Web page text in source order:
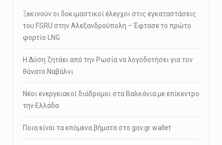
Ξεκινούν οι δοκιμαστικοί έλεγχοι στις εγκαταστάσεις
του FSRU στην Αλεξανδρούπολη – Έφτασε το πρώτο
φορτίο LNG
Η Δύση ζητάει από την Ρωσία να λογοδοτήσει για τον
θάνατο Ναβάλνι
Νέοι ενεργειακοί διάδρομοι στα Βαλκάνια με επίκεντρο
την Ελλάδα
Ποια είναι τα επόμενα βήματα στο gov.gr wallet